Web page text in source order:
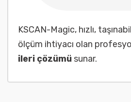
KSCAN-Magic, hızlı,
ölçüm ihtiyacı olan
ileri çözümü sunar.